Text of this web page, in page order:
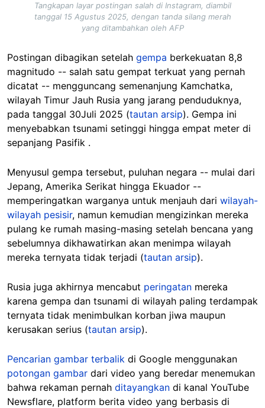
Tangkapan layar postingan salah di Instagram, diambil
tanggal 15 Agustus 2025, dengan tanda silang merah
yang ditambahkan oleh AFP
Postingan dibagikan setelah gempa berkekuatan 8,8
magnitudo -- salah satu gempat terkuat yang pernah
dicatat -- mengguncang semenanjung Kamchatka,
wilayah Timur Jauh Rusia yang jarang penduduknya,
pada tanggal 30Juli 2025 (tautan arsip). Gempa ini
menyebabkan tsunami setinggi hingga empat meter di
sepanjang Pasifik .
Menyusul gempa tersebut, puluhan negara -- mulai dari
Jepang, Amerika Serikat hingga Ekuador --
memperingatkan warganya untuk menjauh dari wilayah-
wilayah pesisir, namun kemudian mengizinkan mereka
pulang ke rumah masing-masing setelah bencana yang
sebelumnya dikhawatirkan akan menimpa wilayah
mereka ternyata tidak terjadi (tautan arsip).
Rusia juga akhirnya mencabut peringatan mereka
karena gempa dan tsunami di wilayah paling terdampak
ternyata tidak menimbulkan korban jiwa maupun
kerusakan serius (tautan arsip).
Pencarian gambar terbalik di Google menggunakan
potongan gambar dari video yang beredar menemukan
bahwa rekaman pernah ditayangkan di kanal YouTube
Newsflare, platform berita video yang berbasis di